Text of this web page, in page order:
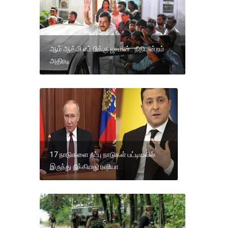
ஆம் ஆத்மி எம்.பிக்கு ஜாமின்.. நீதிமன்றம்
அதிரடி
17 நாடுகளை நட்பு நாடுகள் பட்டியலில்
இருந்து நீக்கியது ரஷியா